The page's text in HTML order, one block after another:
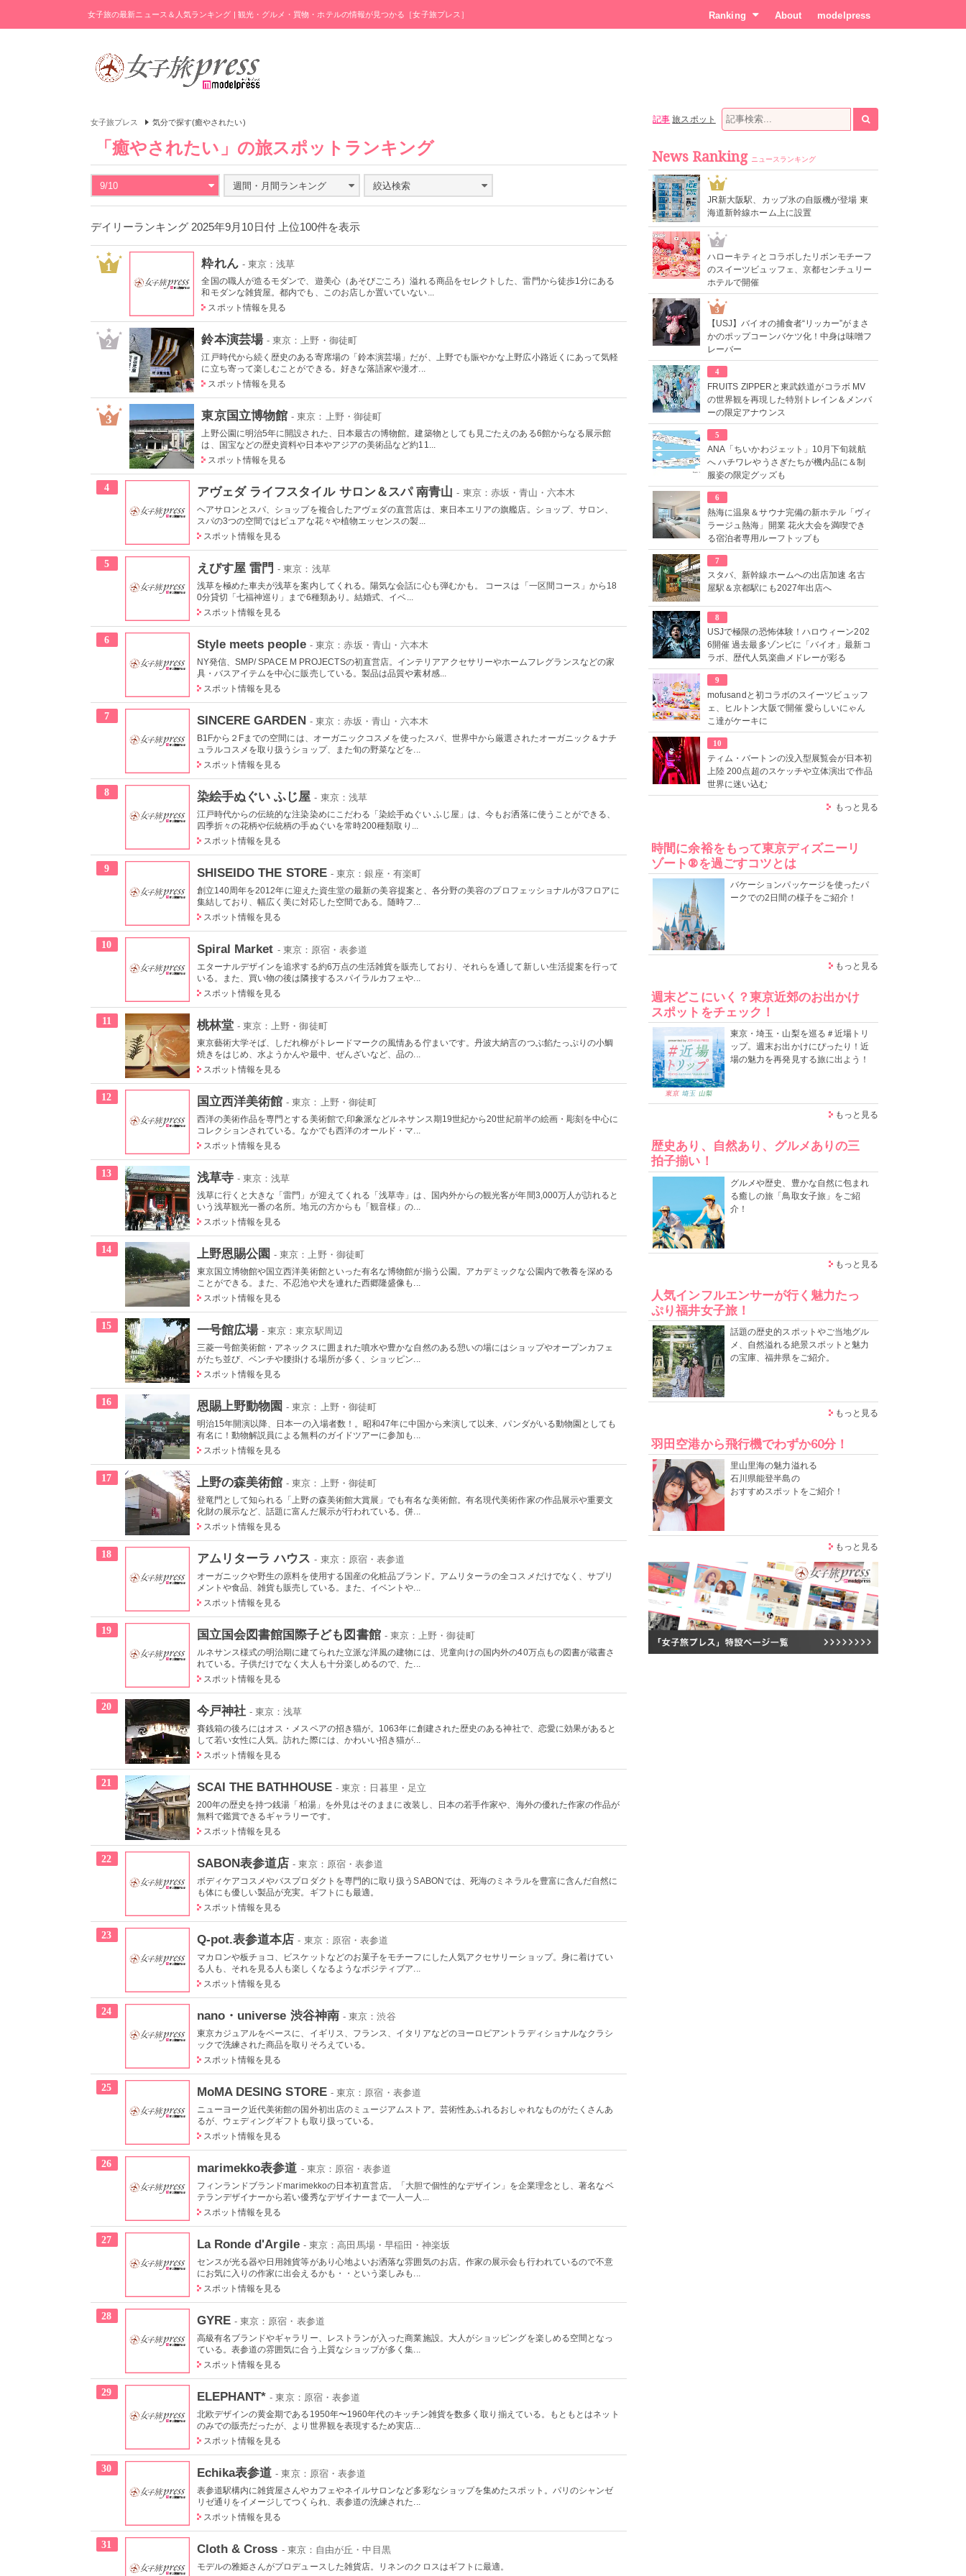
女子旅の最新ニュース＆人気ランキング | 観光・グルメ・買物・ホテルの情報が見つかる［女子旅プレス］ Ranking About modelpress
女子旅プレス 気分で探す(癒やされたい)
「癒やされたい」の旅スポットランキング
9/10 週間・月間ランキング 絞込検索
デイリーランキング 2025年9月10日付 上位100件を表示
1 粋れん - 東京：浅草
全国の職人が造るモダンで、遊美心（あそびごころ）溢れる商品をセレクトした、雷門から徒歩1分にある
和モダンな雑貨屋。都内でも、このお店しか置いていない...
スポット情報を見る
2 鈴本演芸場 - 東京：上野・御徒町
江戸時代から続く歴史のある寄席場の「鈴本演芸場」だが、上野でも賑やかな上野広小路近くにあって気軽
に立ち寄って楽しむことができる。好きな落語家や漫才...
スポット情報を見る
3 東京国立博物館 - 東京：上野・御徒町
上野公園に明治5年に開設された、日本最古の博物館。建築物としても見ごたえのある6館からなる展示館
は、国宝などの歴史資料や日本やアジアの美術品など約11...
スポット情報を見る
4 アヴェダ ライフスタイル サロン＆スパ 南青山 - 東京：赤坂・青山・六本木
ヘアサロンとスパ、ショップを複合したアヴェダの直営店は、東日本エリアの旗艦店。ショップ、サロン、
スパの3つの空間ではピュアな花々や植物エッセンスの製...
スポット情報を見る
5 えびす屋 雷門 - 東京：浅草
浅草を極めた車夫が浅草を案内してくれる。陽気な会話に心も弾むかも。 コースは「一区間コース」から18
0分貸切「七福神巡り」まで6種類あり。結婚式、イベ...
スポット情報を見る
6 Style meets people - 東京：赤坂・青山・六本木
NY発信、SMP/ SPACE M PROJECTSの初直営店。インテリアアクセサリーやホームフレグランスなどの家
具・バスアイテムを中心に販売している。製品は品質や素材感...
スポット情報を見る
7 SINCERE GARDEN - 東京：赤坂・青山・六本木
B1Fから２Fまでの空間には、オーガニックコスメを使ったスパ、世界中から厳選されたオーガニック＆ナチ
ュラルコスメを取り扱うショップ、また旬の野菜などを...
スポット情報を見る
8 染絵手ぬぐい ふじ屋 - 東京：浅草
江戸時代からの伝統的な注染染めにこだわる「染絵手ぬぐい ふじ屋」は、今もお洒落に使うことができる、
四季折々の花柄や伝統柄の手ぬぐいを常時200種類取り...
スポット情報を見る
9 SHISEIDO THE STORE - 東京：銀座・有楽町
創立140周年を2012年に迎えた資生堂の最新の美容提案と、各分野の美容のプロフェッショナルが3フロアに
集結しており、幅広く美に対応した空間である。随時フ...
スポット情報を見る
10 Spiral Market - 東京：原宿・表参道
エターナルデザインを追求する約6万点の生活雑貨を販売しており、それらを通して新しい生活提案を行って
いる。また、買い物の後は隣接するスパイラルカフェや...
スポット情報を見る
11 桃林堂 - 東京：上野・御徒町
東京藝術大学そば、しだれ柳がトレードマークの風情ある佇まいです。丹波大納言のつぶ餡たっぷりの小鯛
焼きをはじめ、水ようかんや最中、ぜんざいなど、品の...
スポット情報を見る
12 国立西洋美術館 - 東京：上野・御徒町
西洋の美術作品を専門とする美術館で,印象派などルネサンス期19世紀から20世紀前半の絵画・彫刻を中心に
コレクションされている。なかでも西洋のオールド・マ...
スポット情報を見る
13 浅草寺 - 東京：浅草
浅草に行くと大きな「雷門」が迎えてくれる「浅草寺」は、国内外からの観光客が年間3,000万人が訪れると
いう浅草観光一番の名所。地元の方からも「観音様」の...
スポット情報を見る
14 上野恩賜公園 - 東京：上野・御徒町
東京国立博物館や国立西洋美術館といった有名な博物館が揃う公園。アカデミックな公園内で教養を深める
ことができる。また、不忍池や犬を連れた西郷隆盛像も...
スポット情報を見る
15 一号館広場 - 東京：東京駅周辺
三菱一号館美術館・アネックスに囲まれた噴水や豊かな自然のある憩いの場にはショップやオープンカフェ
がたち並び、ベンチや腰掛ける場所が多く、ショッピン...
スポット情報を見る
16 恩賜上野動物園 - 東京：上野・御徒町
明治15年開演以降、日本一の入場者数！。昭和47年に中国から来演して以来、パンダがいる動物園としても
有名に！動物解説員による無料のガイドツアーに参加も...
スポット情報を見る
17 上野の森美術館 - 東京：上野・御徒町
登竜門として知られる「上野の森美術館大賞展」でも有名な美術館。有名現代美術作家の作品展示や重要文
化財の展示など、話題に富んだ展示が行われている。併...
スポット情報を見る
18 アムリターラ ハウス - 東京：原宿・表参道
オーガニックや野生の原料を使用する国産の化粧品ブランド。アムリターラの全コスメだけでなく、サプリ
メントや食品、雑貨も販売している。また、イベントや...
スポット情報を見る
19 国立国会図書館国際子ども図書館 - 東京：上野・御徒町
ルネサンス様式の明治期に建てられた立派な洋風の建物には、児童向けの国内外の40万点もの図書が蔵書さ
れている。子供だけでなく大人も十分楽しめるので、た...
スポット情報を見る
20 今戸神社 - 東京：浅草
賽銭箱の後ろにはオス・メスペアの招き猫が。1063年に創建された歴史のある神社で、恋愛に効果があると
して若い女性に人気。訪れた際には、かわいい招き猫が...
スポット情報を見る
21 SCAI THE BATHHOUSE - 東京：日暮里・足立
200年の歴史を持つ銭湯「柏湯」を外見はそのままに改装し、日本の若手作家や、海外の優れた作家の作品が
無料で鑑賞できるギャラリーです。
スポット情報を見る
22 SABON表参道店 - 東京：原宿・表参道
ボディケアコスメやバスプロダクトを専門的に取り扱うSABONでは、死海のミネラルを豊富に含んだ自然に
も体にも優しい製品が充実。ギフトにも最適。
スポット情報を見る
23 Q-pot.表参道本店 - 東京：原宿・表参道
マカロンや板チョコ、ビスケットなどのお菓子をモチーフにした人気アクセサリーショップ。身に着けてい
る人も、それを見る人も楽しくなるようなポジティブア...
スポット情報を見る
24 nano・universe 渋谷神南 - 東京：渋谷
東京カジュアルをベースに、イギリス、フランス、イタリアなどのヨーロピアントラディショナルなクラシ
ックで洗練された商品を取りそろえている。
スポット情報を見る
25 MoMA DESING STORE - 東京：原宿・表参道
ニューヨーク近代美術館の国外初出店のミュージアムストア。芸術性あふれるおしゃれなものがたくさんあ
るが、ウェディングギフトも取り扱っている。
スポット情報を見る
26 marimekko表参道 - 東京：原宿・表参道
フィンランドブランドmarimekkoの日本初直営店。「大胆で個性的なデザイン」を企業理念とし、著名なベ
テランデザイナーから若い優秀なデザイナーまで一人一人...
スポット情報を見る
27 La Ronde d'Argile - 東京：高田馬場・早稲田・神楽坂
センスが光る器や日用雑貨等があり心地よいお洒落な雰囲気のお店。作家の展示会も行われているので不意
にお気に入りの作家に出会えるかも・・という楽しみも...
スポット情報を見る
28 GYRE - 東京：原宿・表参道
高級有名ブランドやギャラリー、レストランが入った商業施設。大人がショッピングを楽しめる空間となっ
ている。表参道の雰囲気に合う上質なショップが多く集...
スポット情報を見る
29 ELEPHANT* - 東京：原宿・表参道
北欧デザインの黄金期である1950年〜1960年代のキッチン雑貨を数多く取り揃えている。もともとはネット
のみでの販売だったが、より世界観を表現するため実店...
スポット情報を見る
30 Echika表参道 - 東京：原宿・表参道
表参道駅構内に雑貨屋さんやカフェやネイルサロンなど多彩なショップを集めたスポット。パリのシャンゼ
リゼ通りをイメージしてつくられ、表参道の洗練された...
スポット情報を見る
31 Cloth & Cross - 東京：自由が丘・中目黒
モデルの雅姫さんがプロデュースした雑貨店。リネンのクロスはギフトに最適。
記事 旅スポット
News Ranking ニュースランキング
1
JR新大阪駅、カップ氷の自販機が登場 東
海道新幹線ホーム上に設置
2
ハローキティとコラボしたリボンモチーフ
のスイーツビュッフェ、京都センチュリー
ホテルで開催
3
【USJ】バイオの捕食者“リッカー”がまさ
かのポップコーンバケツ化！中身は味噌フ
レーバー
4
FRUITS ZIPPERと東武鉄道がコラボ MV
の世界観を再現した特別トレイン＆メンバ
ーの限定アナウンス
5
ANA「ちいかわジェット」10月下旬就航
へ ハチワレやうさぎたちが機内品に＆制
服姿の限定グッズも
6
熱海に温泉＆サウナ完備の新ホテル「ヴィ
ラージュ熱海」開業 花火大会を満喫でき
る宿泊者専用ルーフトップも
7
スタバ、新幹線ホームへの出店加速 名古
屋駅＆京都駅にも2027年出店へ
8
USJで極限の恐怖体験！ハロウィーン202
6開催 過去最多ゾンビに「バイオ」最新コ
ラボ、歴代人気楽曲メドレーが彩る
9
mofusandと初コラボのスイーツビュッフ
ェ、ヒルトン大阪で開催 愛らしいにゃん
こ達がケーキに
10
ティム・バートンの没入型展覧会が日本初
上陸 200点超のスケッチや立体演出で作品
世界に迷い込む
もっと見る
時間に余裕をもって東京ディズニーリ
ゾート®を過ごすコツとは
バケーションパッケージを使ったパ
ークでの2日間の様子をご紹介！
もっと見る
週末どこにいく？東京近郊のお出かけ
スポットをチェック！
東京・埼玉・山梨を巡る＃近場トリ
ップ。週末お出かけにぴったり！近
場の魅力を再発見する旅に出よう！
もっと見る
歴史あり、自然あり、グルメありの三
拍子揃い！
グルメや歴史、豊かな自然に包まれ
る癒しの旅「鳥取女子旅」をご紹
介！
もっと見る
人気インフルエンサーが行く魅力たっ
ぷり福井女子旅！
話題の歴史的スポットやご当地グル
メ、自然溢れる絶景スポットと魅力
の宝庫、福井県をご紹介。
もっと見る
羽田空港から飛行機でわずか60分！
里山里海の魅力溢れる
石川県能登半島の
おすすめスポットをご紹介！
もっと見る